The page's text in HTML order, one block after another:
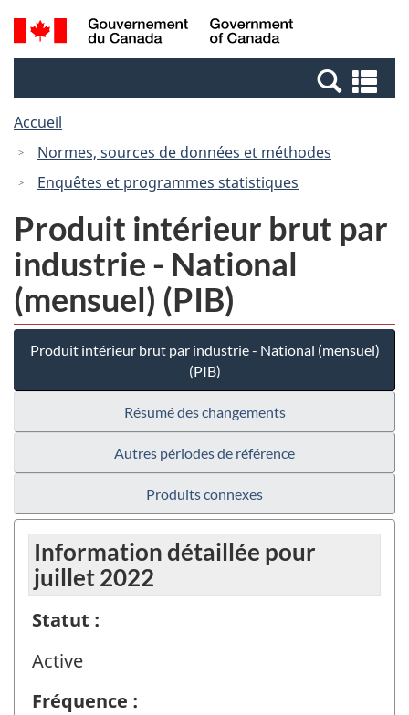
Passer
au
Passer
à
Canada
Recherche
et
et
Accueil
Normes, sources de données et méthodes
Enquêtes et programmes statistiques
Produit intérieur brut par
industrie - National
(mensuel) (PIB)
Produit intérieur brut par industrie - National (mensuel)
(PIB)
Résumé des changements
Autres périodes de référence
Produits connexes
Information détaillée pour
juillet 2022
Statut :
Active
Fréquence :